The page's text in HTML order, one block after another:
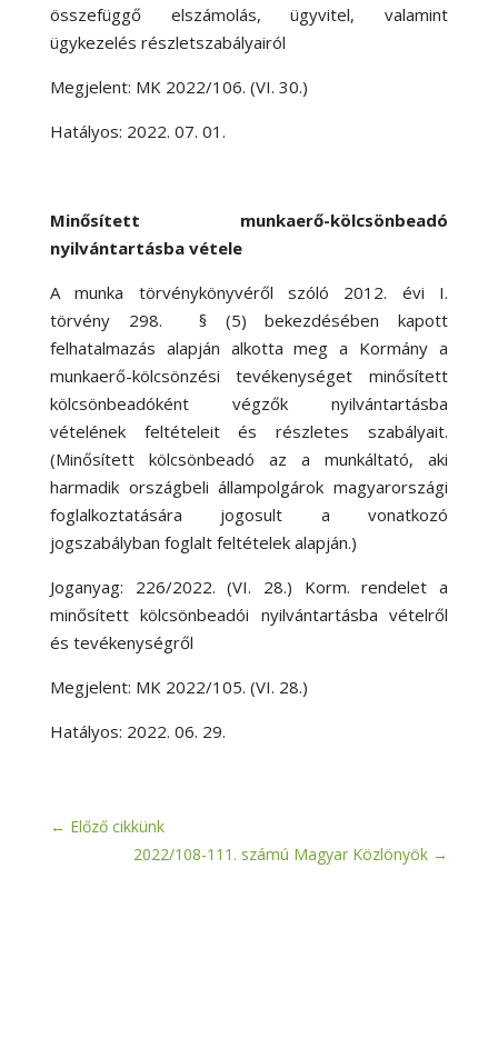
összefüggő elszámolás, ügyvitel, valamint
ügykezelés részletszabályairól
Megjelent: MK 2022/106. (VI. 30.)
Hatályos: 2022. 07. 01.
Minősített munkaerő-kölcsönbeadó
nyilvántartásba vétele
A munka törvénykönyvéről szóló 2012. évi I.
törvény 298. § (5) bekezdésében kapott
felhatalmazás alapján alkotta meg a Kormány a
munkaerő-kölcsönzési tevékenységet minősített
kölcsönbeadóként végzők nyilvántartásba
vételének feltételeit és részletes szabályait.
(Minősített kölcsönbeadó az a munkáltató, aki
harmadik országbeli állampolgárok magyarországi
foglalkoztatására jogosult a vonatkozó
jogszabályban foglalt feltételek alapján.)
Joganyag: 226/2022. (VI. 28.) Korm. rendelet a
minősített kölcsönbeadói nyilvántartásba vételről
és tevékenységről
Megjelent: MK 2022/105. (VI. 28.)
Hatályos: 2022. 06. 29.
← Előző cikkünk
2022/108-111. számú Magyar Közlönyök →